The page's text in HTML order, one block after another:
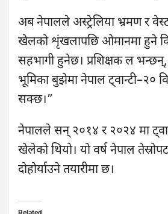
अब नेपालले अस्ट्रेलिया भ्रमण र
खेलको शृंखलापछि ओमानमा हुने
सहभागी हुनेछ। प्रशिक्षक ल
भूमिका बुझेमा नेपाल ट्वान्टी–२०
सक्छ।”
नेपालले सन् २०१४ र २०२४ मा
खेलेको थियो। यो वर्ष नेपाल
दोहोर्याउने तयारीमा छ।